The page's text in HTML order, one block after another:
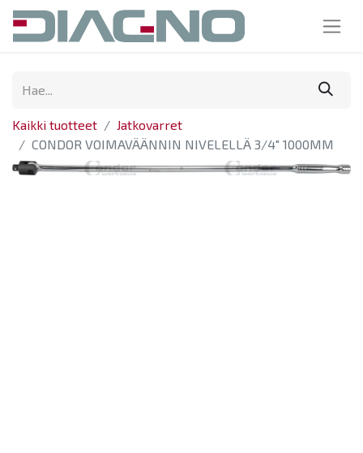
Kaikki tuotteet
Jatkovarret
CONDOR VOIMAVÄÄNNIN NIVELELLÄ 3/4" 1000MM